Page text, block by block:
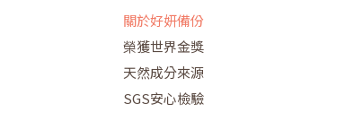
關於好妍備份
榮獲世界金獎
天然成分來源
SGS安心檢驗